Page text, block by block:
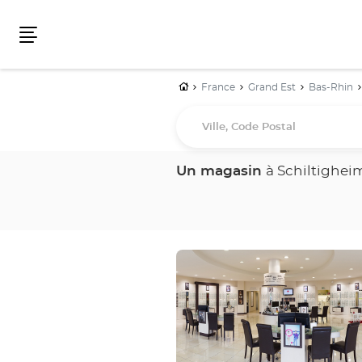
AccueilFrance Grand Est Bas-Rhin
Code
Un magasin à
Appuyer
sur
la
touche
ENTRÉE
pour
obtenir